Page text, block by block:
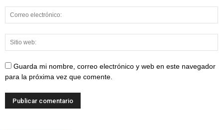
Guarda mi nombre, correo electrónico y web en este navegador
para la próxima vez que comente.